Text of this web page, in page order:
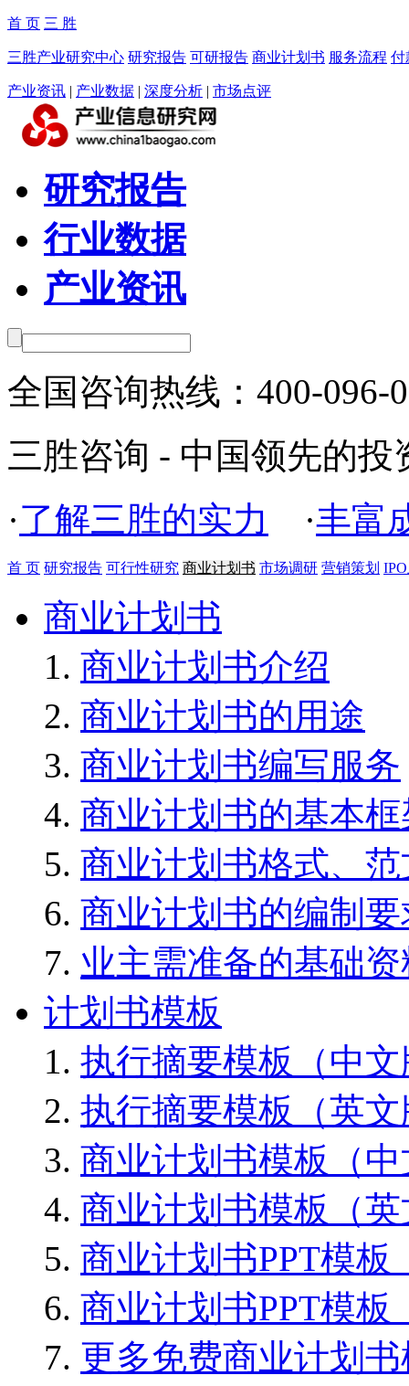
首 页 三 胜
三胜产业研究中心 研究报告 可研报告 商业计划书 服务流程 付
产业资讯 | 产业数据 | 深度分析 | 市场点评
研究报告
行业数据
产业资讯
全国咨询热线： 400-096-
三胜咨询 - 中国领先的投
·了解三胜的实力 ·丰富
首 页 研究报告 可行性研究 商业计划书 市场调研 营销策划
商业计划书
商业计划书介绍
商业计划书的用途
商业计划书编写服务
商业计划书的基本框
商业计划书格式、范
商业计划书的编制要
业主需准备的基础资
计划书模板
执行摘要模板（中
执行摘要模板（英
商业计划书模板（
商业计划书模板（
商业计划书PPT模板
商业计划书PPT模板
更多免费商业计划